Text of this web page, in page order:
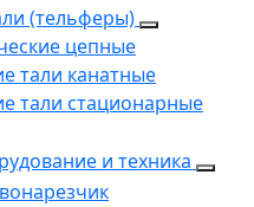
(тельферы)
цепные
тали канатные
тали стационарные
и техника